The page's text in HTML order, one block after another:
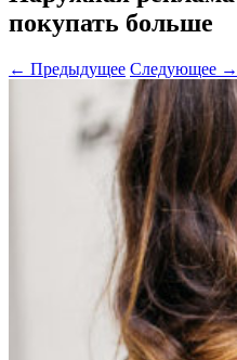
покупать больше
← Предыдущее Следующее →